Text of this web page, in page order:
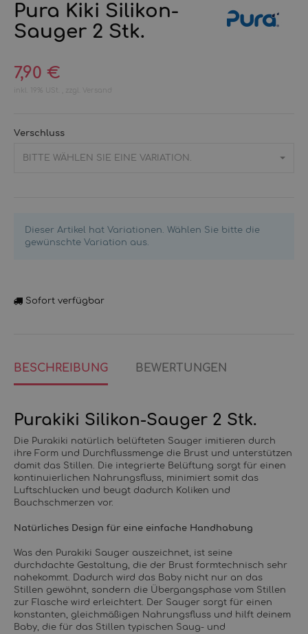
Pura Kiki Silikon-
Sauger 2 Stk.
7,90 €
inkl. 19% USt. , zzgl. Versand
Verschluss
BITTE WÄHLEN SIE EINE VARIATION.
Dieser Artikel hat Variationen. Wählen Sie bitte die
gewünschte Variation aus.
Sofort verfügbar
BESCHREIBUNG BEWERTUNGEN
Purakiki Silikon-Sauger 2 Stk.
Die Purakiki natürlich belüfteten Sauger imitieren durch
ihre Form und Durchflussmenge die Brust und unterstützen
damit das Stillen. Die integrierte Belüftung sorgt für einen
kontinuierlichen Nahrungsfluss, minimiert somit das
Luftschlucken und beugt dadurch Koliken und
Bauchschmerzen vor.
Natürliches Design für eine einfache Handhabung
Was den Purakiki Sauger auszeichnet, ist seine
durchdachte Gestaltung, die der Brust formtechnisch sehr
nahekommt. Dadurch wird das Baby nicht nur an das
Stillen gewöhnt, sondern die Übergangsphase vom Stillen
zur Flasche wird erleichtert. Der Sauger sorgt für einen
konstanten, gleichmäßigen Nahrungsfluss und hilft deinem
Baby, die für das Stillen typischen Saug- und